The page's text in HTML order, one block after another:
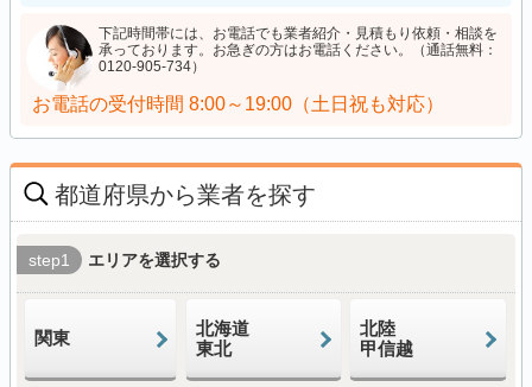
下記時間帯には、お電話でも業者紹介・見積もり依頼・相談を
承っております。お急ぎの方はお電話ください。（通話無料：
0120-905-734）
お電話の受付時間 8:00～19:00（土日祝も対応）
都道府県から業者を探す
step1 エリアを選択する
関東
北海道
東北
北陸
甲信越